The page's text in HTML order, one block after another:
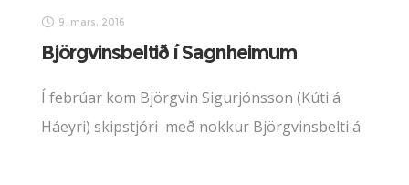
9. mars, 2016
Björgvinsbeltið í Sagnheimum
Í febrúar kom Björgvin Sigurjónsson (Kúti á
Háeyri) skipstjóri með nokkur Björgvinsbelti á